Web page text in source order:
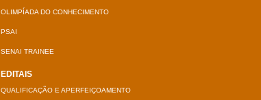
OLIMPÍADA DO CONHECIMENTO
PSAI
SENAI TRAINEE
EDITAIS
QUALIFICAÇÃO E APERFEIÇOAMENTO